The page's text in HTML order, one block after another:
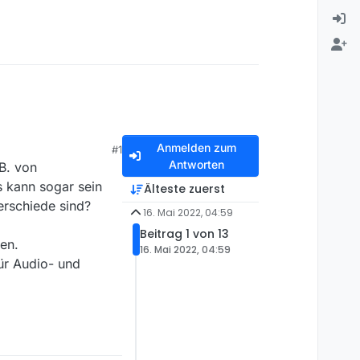
#1
von
kann sogar sein
sind?
Audio- und
Anmelden zum
Antworten
Älteste zuerst
16. Mai 2022, 04:59
Beitrag 1 von 13
16. Mai 2022, 04:59